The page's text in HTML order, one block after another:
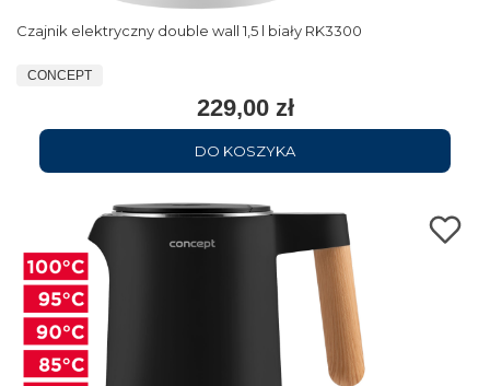
Czajnik elektryczny double wall 1,5 l biały RK3300
CONCEPT
229,00 zł
DO KOSZYKA